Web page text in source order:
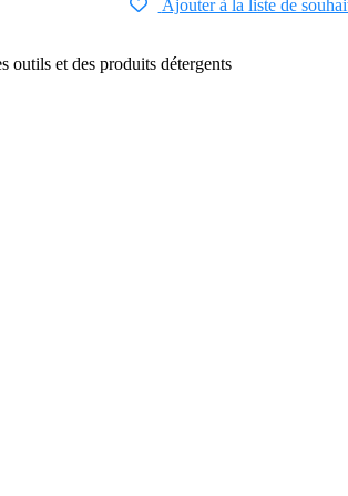
Ajouter à la liste de
outils et des produits détergents